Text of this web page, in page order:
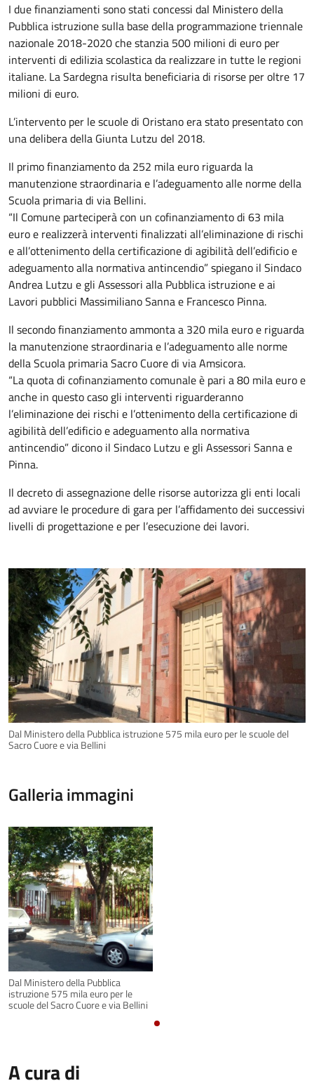
I due finanziamenti sono stati concessi dal Ministero della
Pubblica istruzione sulla base della programmazione triennale
nazionale 2018-2020 che stanzia 500 milioni di euro per
interventi di edilizia scolastica da realizzare in tutte le regioni
italiane. La Sardegna risulta beneficiaria di risorse per oltre 17
milioni di euro.
L’intervento per le scuole di Oristano era stato presentato con
una delibera della Giunta Lutzu del 2018.
Il primo finanziamento da 252 mila euro riguarda la
manutenzione straordinaria e l’adeguamento alle norme della
Scuola primaria di via Bellini.
“Il Comune parteciperà con un cofinanziamento di 63 mila
euro e realizzerà interventi finalizzati all’eliminazione di rischi
e all’ottenimento della certificazione di agibilità dell’edificio e
adeguamento alla normativa antincendio” spiegano il Sindaco
Andrea Lutzu e gli Assessori alla Pubblica istruzione e ai
Lavori pubblici Massimiliano Sanna e Francesco Pinna.
Il secondo finanziamento ammonta a 320 mila euro e riguarda
la manutenzione straordinaria e l’adeguamento alle norme
della Scuola primaria Sacro Cuore di via Amsicora.
“La quota di cofinanziamento comunale è pari a 80 mila euro e
anche in questo caso gli interventi riguarderanno
l’eliminazione dei rischi e l’ottenimento della certificazione di
agibilità dell’edificio e adeguamento alla normativa
antincendio” dicono il Sindaco Lutzu e gli Assessori Sanna e
Pinna.
Il decreto di assegnazione delle risorse autorizza gli enti locali
ad avviare le procedure di gara per l’affidamento dei successivi
livelli di progettazione e per l’esecuzione dei lavori.
Dal Ministero della Pubblica istruzione 575 mila euro per le scuole del
Sacro Cuore e via Bellini
Galleria immagini
Dal Ministero della Pubblica
istruzione 575 mila euro per le
scuole del Sacro Cuore e via Bellini
A cura di